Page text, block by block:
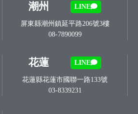
潮州 LINE
屏東縣潮州鎮延平路206號3樓
08-7890099
花蓮 LINE
花蓮縣花蓮市國聯一路133號
03-8339231